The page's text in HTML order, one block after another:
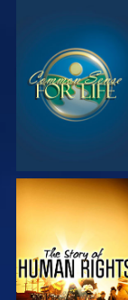
ΠΑΡΑΚΟΛΟΥΘΗΣΤΕ
ΠΑΡΑΚΟΛΟΥΘΗΣΤΕ